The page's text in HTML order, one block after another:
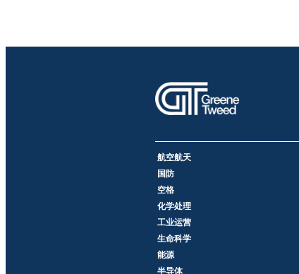
航空航天
国防
空格
化学处理
工业运营
生命科学
能源
半导体